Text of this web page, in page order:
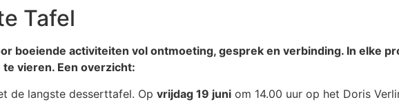
Tafel
boeiende activiteiten vol ontmoeting, gesprek en verbinding. In elke
vieren. Een overzicht:
de langste desserttafel. Op vrijdag 19 juni om 14.00 uur op het Doris